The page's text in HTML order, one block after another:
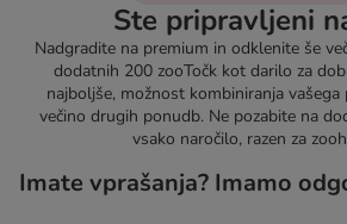
Ste pripravljeni
Nadgradite na premium in odklenite še
dodatnih 200 zooTočk kot darilo za
najboljše, možnost kombiniranja
večino drugih ponudb. Ne pozabite na
vsako naročilo, razen za
Imate vprašanja? Imamo